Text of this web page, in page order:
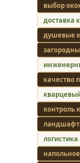
выбор
доставка
душевые
качество
контроль
логистика